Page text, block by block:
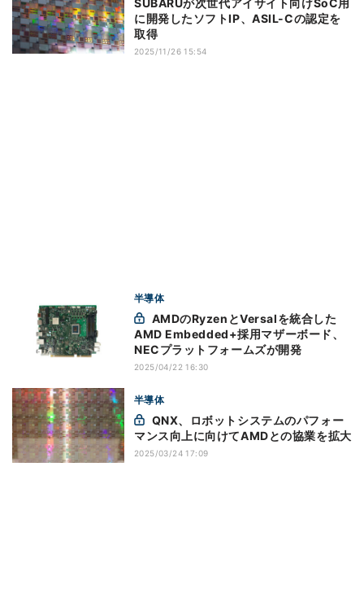
SUBARUが次世代アイサイト向けSoC用
に開発したソフトIP、ASIL-Cの認定を
取得
2025/11/26 15:54
半導体
AMD Embedded+採用マザーボード、
NECプラットフォームズが開発
2025/04/22 16:30
半導体
マンス向上に向けてAMDとの協業を拡大
2025/03/24 17:09